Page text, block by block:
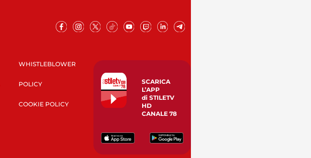
WHISTLEBLOWER
POLICY
COOKIE POLICY
SCARICA
L’APP
di STILETV
HD
CANALE 78